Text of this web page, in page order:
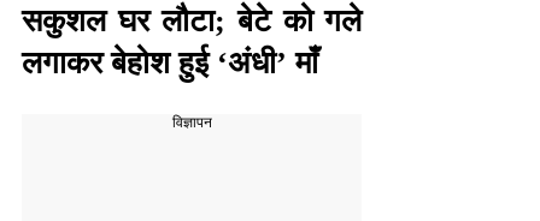
सकुशल घर लौटा; बेटे को गले
लगाकर बेहोश हुई ‘अंधी’ माँ
विज्ञापन